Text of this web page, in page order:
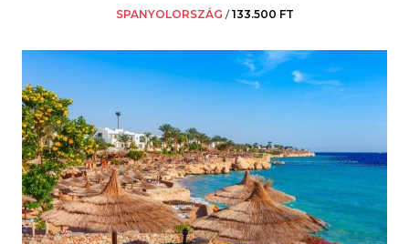
SPANYOLORSZÁG /133.500 FT